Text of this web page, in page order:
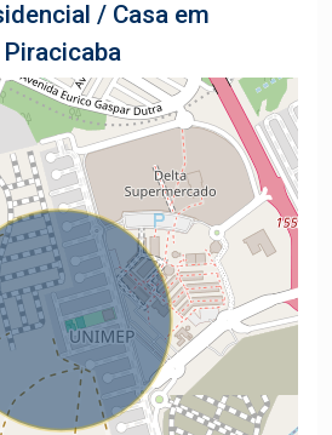
/ Casa em